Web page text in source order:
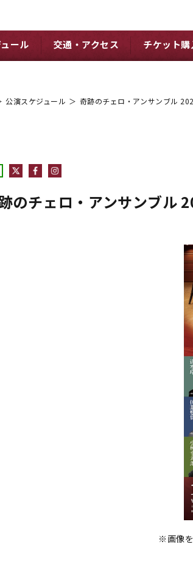
ール 交通・アクセス チケット購
公演スケジュール ＞ 奇跡のチェロ・アンサンブル
のチェロ・アンサンブル
※画像を